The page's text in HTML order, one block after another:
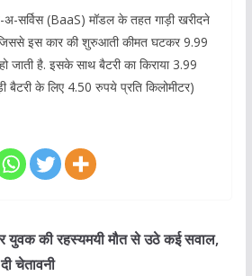
अ-सर्विस (BaaS) मॉडल के तहत गाड़ी खरीदने
इस कार की शुरुआती कीमत घटकर 9.99
है. इसके साथ बैटरी का किराया 3.99
बैटरी के लिए 4.50 रुपये प्रति किलोमीटर)
युवक की रहस्यमयी मौत से उठे कई सवाल,
चेतावनी